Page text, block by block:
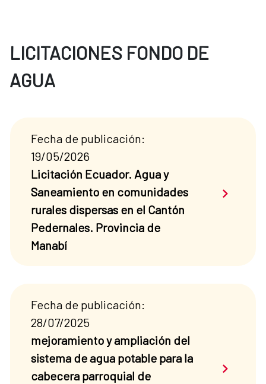
LICITACIONES FONDO DE
AGUA
Fecha de publicación:
19/05/2026
Licitación Ecuador. Agua y
Saneamiento en comunidades
rurales dispersas en el Cantón
Pedernales. Provincia de
Manabí
Saber
Fecha de publicación:
28/07/2025
mejoramiento y ampliación del
sistema de agua potable para la
cabecera parroquial de
Saber